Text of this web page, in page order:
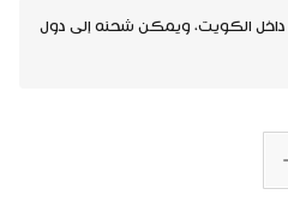
داخل الكويت، ويمكن شحنه إلى دول